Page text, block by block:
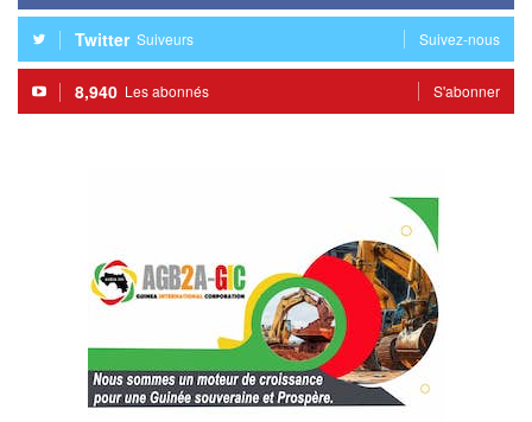
Twitter Suiveurs Suivez-nous
8,940 Les abonnés S'abonner